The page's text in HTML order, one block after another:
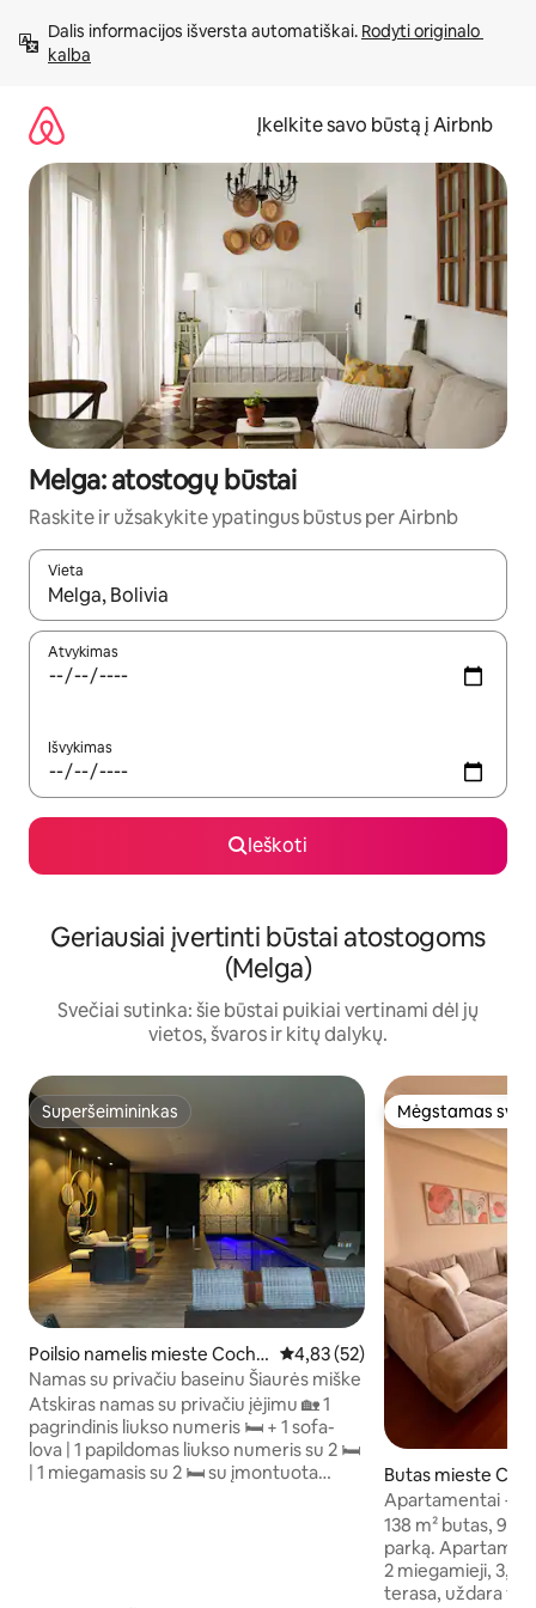
prie
turinio
Dalis informacijos išversta automatiškai. Rodyti originalo
kalba
Įkelkite savo būstą į Airbnb
Melga: atostogų būstai
Raskite ir užsakykite ypatingus būstus per Airbnb
Vieta
Kai pasirodys paieškos rezultatai, juos naršyti galite
Atvykimas
Išvykimas
Ieškoti
Geriausiai įvertinti būstai atostogoms
(Melga)
Svečiai sutinka: šie būstai puikiai vertinami dėl jų
vietos, švaros ir kitų dalykų.
Superšeimininkas
Superšeimininkas
Poilsio namelis mieste Cocha
bamba
Vidutinis įvertinimas: 4,83 iš 5,
4,83 (52)
Namas su privačiu baseinu Šiaurės miške
Atskiras namas su privačiu įėjimu 🏡 1
pagrindinis liukso numeris 🛏️ + 1 sofa-
lova | 1 papildomas liukso numeris su 2 🛏️
| 1 miegamasis su 2 🛏️ su įmontuota
Mėgstamas
Mėgstamas
Butas mieste
Apartamentai + 2
Terasa · Linkolno
138 m² butas, 9
parką.
2 miegamieji, 3,5
terasa, uždara